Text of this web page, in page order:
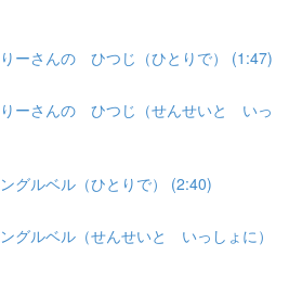
ーさんの ひつじ（ひとりで） (1:47)
りーさんの ひつじ（せんせいと いっ
グルベル（ひとりで） (2:40)
グルベル（せんせいと いっしょに）